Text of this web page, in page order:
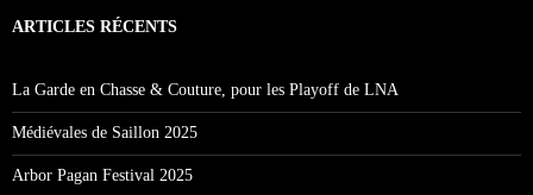
ARTICLES RÉCENTS
La Garde en Chasse & Couture, pour les Playoff de LNA
Médiévales de Saillon 2025
Arbor Pagan Festival 2025